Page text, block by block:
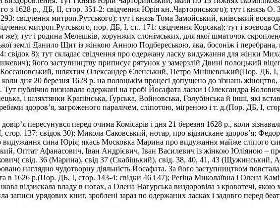
з 1628 р., ДБ, ІІ, стор. 351-2: свідчення Юрія кн..Чарториського); тут і князь
свідчення митроп.Рутського); тут і князь Тома Замойський, київський
митроп.Рутського, пор. ДБ, І, ст.. 171: свідчення Корсака); тут і
же); тут і родина Мелешків, хорунжих слонімських, для якої шматочок
землі Данило Щит із жінкою Анною Подбереською, яка, босоніж і
свідок 8); тут складає свідчення про одержану ласку видужання для жінки
його заступництву приписує рятунок у замерзлій Двині полоцький
Коссановський, шляхтич Олександер Єленський, Петро Мнішевський(Пор. ДБ,
дня 20 березня 1628 р. на полоцькім процесі допущено до зізнань жіноцтво,
Тут публічно визнавала одержані на гробі Йосафата ласки і Олександра
і шляхтянки Крапінська, Ґурська, Войновська, Голубінська й інші, які
здоров’я, загроженого паралічем, сліпотою, міґреною і т. д.(Пор. ДБ, І,
пересунувся перед очима Комісарів і дня 21 березня 1628 р., коли
137: свідок 30); Микола Саковський, нотар, про відзискане здоров’я;
сина Юрія; якась Московка Марина про видужання майже сліпого
Оптат Афанасович, Іван Андрієвич, Іван Василевич із жінкою Юліяною –
свід. 36 (Марина), свід 37 (Скабіцький), свід. 38, 40, 41, 43 (Щужинський,
наглядно чудотворну діяльність Йосафата. За його заступництвом
в 1626 р.(Пор. ДБ, І, стор. 143-4: свідки 46 і 47); Реґіна Миколаївна і Олена
відзискала владу в ногах, а Олена Нагурська виздоровіла з кровотечі,
записи урядових книг, зроблені зараз по одержаних ласках і задовго перед